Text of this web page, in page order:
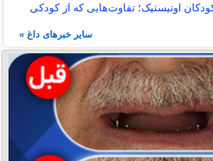
اوتیستیک؛ تفاوت‌هایی که از کودکی
سایر خبرهای داغ »